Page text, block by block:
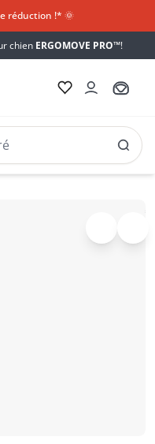
réduction !*​ 🌞
chien ERGOMOVE PRO™!